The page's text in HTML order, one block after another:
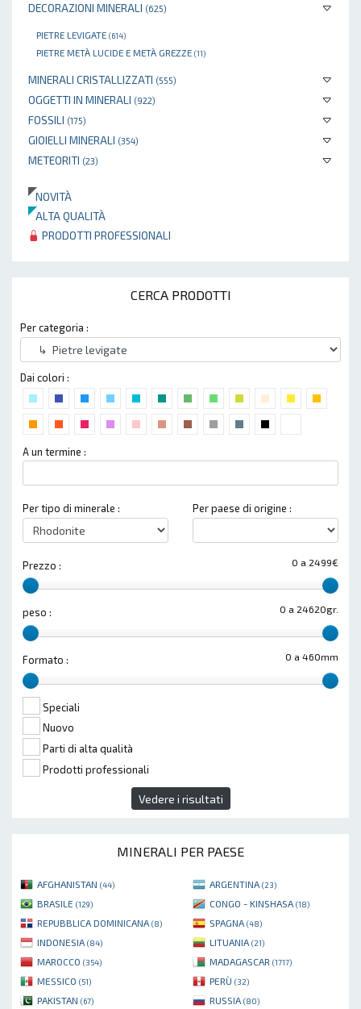
DECORAZIONI MINERALI (625)
PIETRE LEVIGATE (614)
PIETRE METÀ LUCIDE E METÀ GREZZE (11)
MINERALI CRISTALLIZZATI (555)
OGGETTI IN MINERALI (922)
FOSSILI (175)
GIOIELLI MINERALI (354)
METEORITI (23)
NOVITÀ
ALTA QUALITÀ
PRODOTTI PROFESSIONALI
CERCA PRODOTTI
Per categoria :
Dai colori :
A un termine :
Per tipo di minerale : Per paese di origine :
0 a 2499€
Prezzo :
0 a 24620gr.
peso :
0 a 460mm
Formato :
Speciali
Nuovo
Parti di alta qualità
Prodotti professionali
Vedere i risultati
MINERALI PER PAESE
AFGHANISTAN (44) ARGENTINA (23)
BRASILE (129) CONGO - KINSHASA (18)
REPUBBLICA DOMINICANA (8) SPAGNA (48)
INDONESIA (84) LITUANIA (21)
MAROCCO (354) MADAGASCAR (1717)
MESSICO (51) PERÙ (32)
PAKISTAN (67) RUSSIA (80)